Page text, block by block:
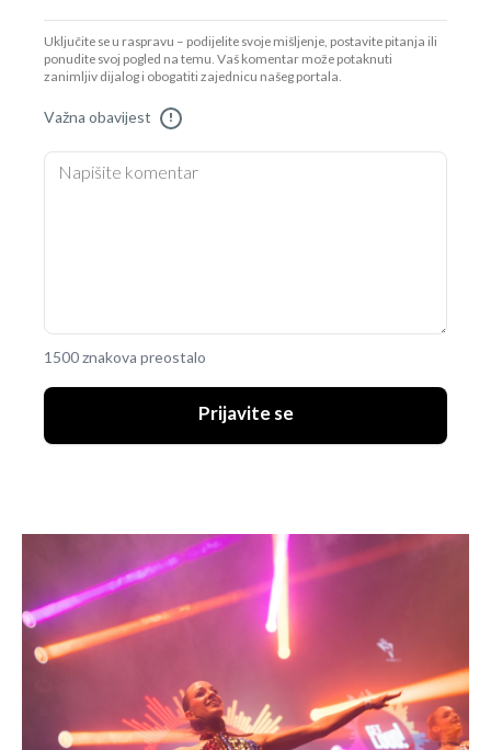
Uključite se u raspravu – podijelite svoje mišljenje, postavite pitanja ili
ponudite svoj pogled na temu. Vaš komentar može potaknuti
zanimljiv dijalog i obogatiti zajednicu našeg portala.
Važna obavijest !
1500 znakova preostalo
Prijavite se